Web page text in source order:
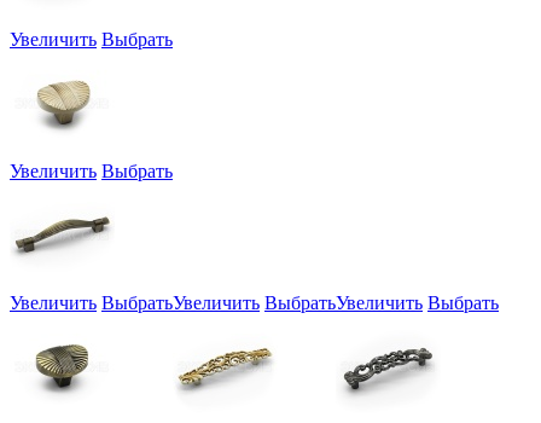
Увеличить Выбрать
Увеличить Выбрать
Увеличить ВыбратьУвеличить ВыбратьУвеличить Выбрать